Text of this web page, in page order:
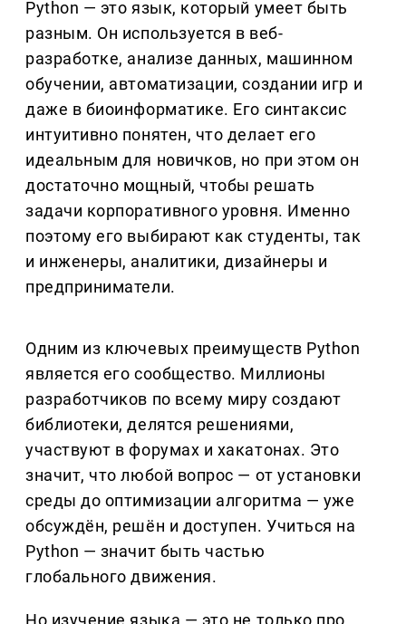
Python — это язык, который умеет быть
разным. Он используется в веб-
разработке, анализе данных, машинном
обучении, автоматизации, создании игр и
даже в биоинформатике. Его синтаксис
интуитивно понятен, что делает его
идеальным для новичков, но при этом он
достаточно мощный, чтобы решать
задачи корпоративного уровня. Именно
поэтому его выбирают как студенты, так
и инженеры, аналитики, дизайнеры и
предприниматели.
Одним из ключевых преимуществ Python
является его сообщество. Миллионы
разработчиков по всему миру создают
библиотеки, делятся решениями,
участвуют в форумах и хакатонах. Это
значит, что любой вопрос — от установки
среды до оптимизации алгоритма — уже
обсуждён, решён и доступен. Учиться на
Python — значит быть частью
глобального движения.
Но изучение языка — это не только про